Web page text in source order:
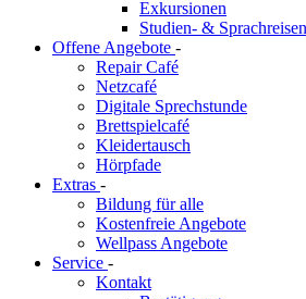
Exkursionen
Studien- & Sprachreisen
Offene Angebote -
Repair Café
Netzcafé
Digitale Sprechstunde
Brettspielcafé
Kleidertausch
Hörpfade
Extras -
Bildung für alle
Kostenfreie Angebote
Wellpass Angebote
Service -
Kontakt